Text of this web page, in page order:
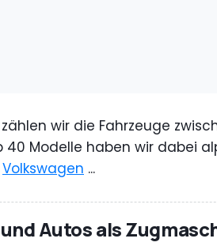
wir die Fahrzeuge
40 Modelle haben wir dabei
Volkswagen ...
Autos als